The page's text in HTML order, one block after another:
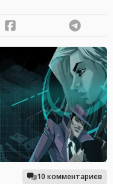
10 комментариев